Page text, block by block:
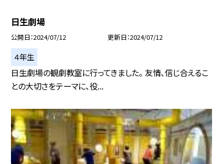
日生劇場
公開日 2024/07/12 更新日 2024/07/12
４年生
日生劇場の観劇教室に行ってきました。 友情、信じ合えるこ
との大切さをテーマに、役...